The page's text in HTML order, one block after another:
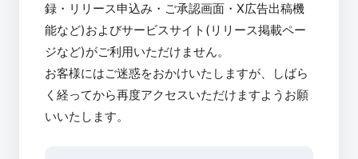
録・リリース申込み・ご承認画面・X広告出稿機
能など)およびサービスサイト(リリース掲載ペー
ジなど)がご利用いただけません。
お客様にはご迷惑をおかけいたしますが、しばら
く経ってから再度アクセスいただけますようお願
いいたします。